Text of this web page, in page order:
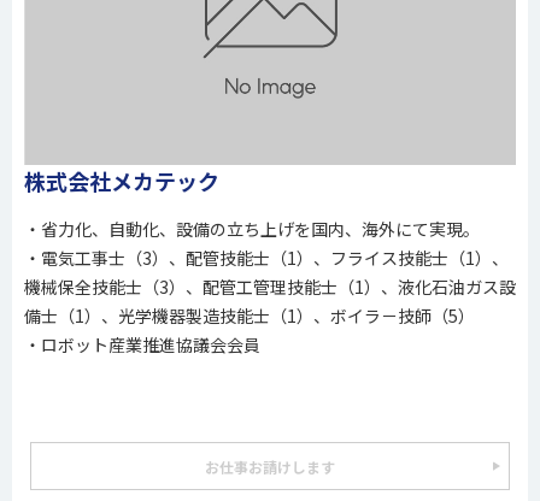
株式会社メカテック
・省力化、自動化、設備の立ち上げを国内、海外にて実現。
・電気工事士（3）、配管技能士（1）、フライス技能士（1）、
機械保全技能士（3）、配管工管理技能士（1）、液化石油ガス設
備士（1）、光学機器製造技能士（1）、ボイラ－技師（5）
・ロボット産業推進協議会会員
お仕事お請けします